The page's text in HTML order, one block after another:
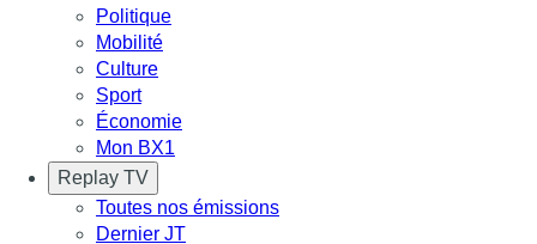
Politique
Mobilité
Culture
Sport
Économie
Mon BX1
Replay TV
Toutes nos émissions
Dernier JT